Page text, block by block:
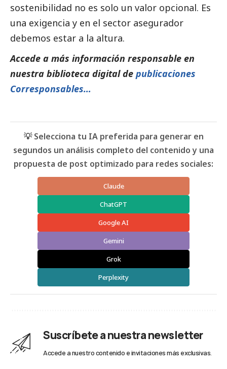
sostenibilidad no es solo un valor opcional. Es
una exigencia y en el sector asegurador
debemos estar a la altura.
Accede a más información responsable en
nuestra biblioteca digital de publicaciones
Corresponsables…
💡 Selecciona tu IA preferida para generar en
segundos un análisis completo del contenido y una
propuesta de post optimizado para redes sociales:
Claude
ChatGPT
Google AI
Gemini
Grok
Perplexity
Suscríbete a nuestra newsletter
Accede a nuestro contenido e invitaciones más exclusivas.